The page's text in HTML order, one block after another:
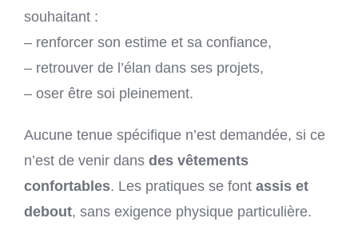
souhaitant :
– renforcer son estime et sa confiance,
– retrouver de l’élan dans ses projets,
– oser être soi pleinement.
Aucune tenue spécifique n’est demandée, si ce
n’est de venir dans des vêtements
confortables. Les pratiques se font assis et
debout, sans exigence physique particulière.